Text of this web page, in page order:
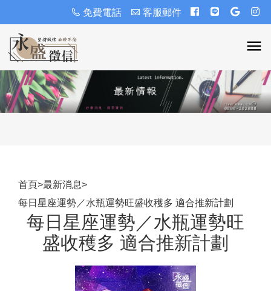
免費電話 客服郵件
首頁>最新消息>
每日星座運勢／水瓶運勢旺盛收穫多 適合推新計劃
每日星座運勢／水瓶運勢旺
盛收穫多 適合推新計劃